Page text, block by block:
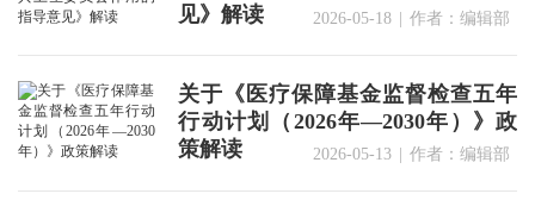
见》解读
2026-05-18 | 作者：编辑部
关于《医疗保障基金监督检查五年
行动计划（2026年—2030年）》政
策解读
2026-05-13 | 作者：编辑部